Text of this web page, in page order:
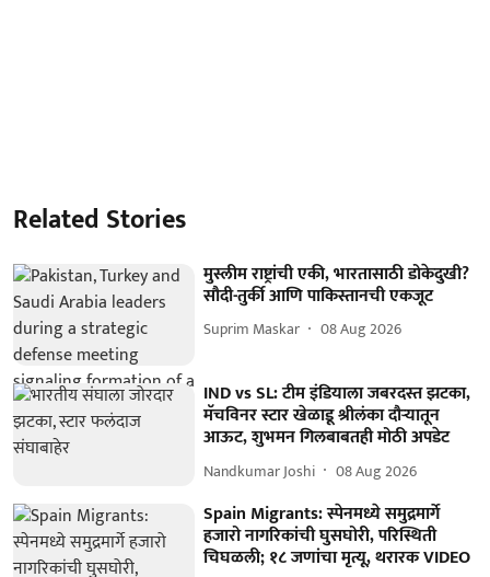
Related Stories
मुस्लीम राष्ट्रांची एकी, भारतासाठी डोकेदुखी?
सौदी-तुर्की आणि पाकिस्तानची एकजूट
Suprim Maskar 08 Aug 2026
IND vs SL: टीम इंडियाला जबरदस्त झटका,
मॅचविनर स्टार खेळाडू श्रीलंका दौऱ्यातून
आऊट, शुभमन गिलबाबतही मोठी अपडेट
Nandkumar Joshi 08 Aug 2026
Spain Migrants: स्पेनमध्ये समुद्रमार्गे
हजारो नागरिकांची घुसघोरी, परिस्थिती
चिघळली; १८ जणांचा मृत्यू, थरारक VIDEO